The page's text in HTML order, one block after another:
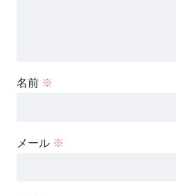
名前 ※
メール ※